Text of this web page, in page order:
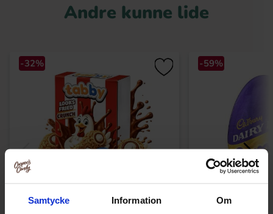
Samtycke Information Om
Andre kunne lide
-32% -59%